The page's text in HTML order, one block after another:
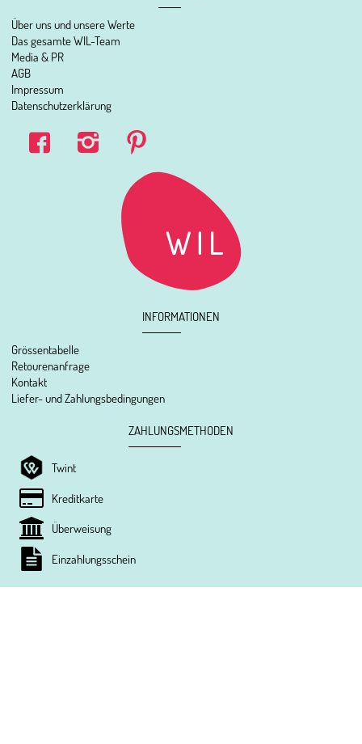
Über uns und unsere Werte
Das gesamte WIL-Team
Media & PR
AGB
Impressum
Datenschutzerklärung
INFORMATIONEN
Grössentabelle
Retourenanfrage
Kontakt
Liefer- und Zahlungsbedingungen
ZAHLUNGSMETHODEN
Twint
Kreditkarte
Überweisung
Einzahlungsschein